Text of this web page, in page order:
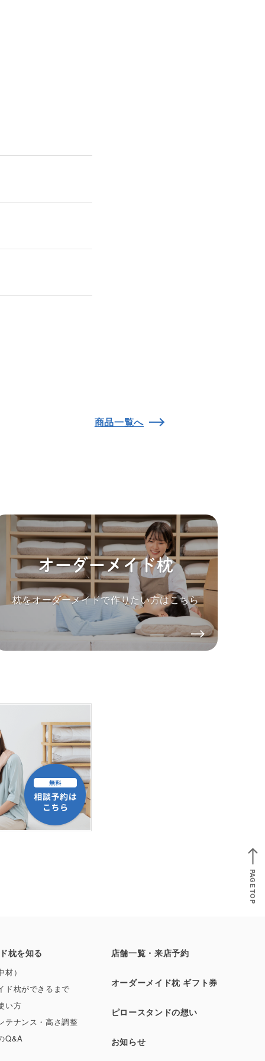
商品一覧へ
オーダーメイド枕
枕をオーダーメイドで作りたい方はこちら
枕を知る
）
ド枕ができるまで
い方
テナンス・高さ調整
Q&A
店舗一覧・来店予約
オーダーメイド枕 ギフト券
ピロースタンドの想い
お知らせ
PAGE TOP